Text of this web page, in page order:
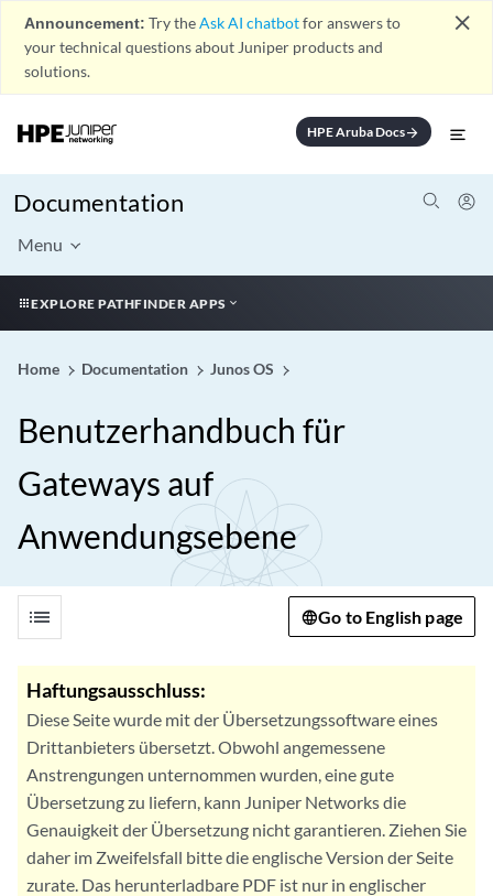
Announcement: Try theAsk AI chatbotfor answers to
your technical questions about Juniper products and
solutions.
close
HPE Aruba Docsarrow_forward
Documentation
Menu
EXPLORE PATHFINDER APPS
Home Documentation Junos OS
Benutzerhandbuch für
Gateways auf
Anwendungsebene
list Go to English page
Haftungsausschluss:
Diese Seite wurde mit der Übersetzungssoftware eines
Drittanbieters übersetzt. Obwohl angemessene
Anstrengungen unternommen wurden, eine gute
Übersetzung zu liefern, kann Juniper Networks die
Genauigkeit der Übersetzung nicht garantieren. Ziehen Sie
daher im Zweifelsfall bitte die englische Version der Seite
zurate. Das herunterladbare PDF ist nur in englischer